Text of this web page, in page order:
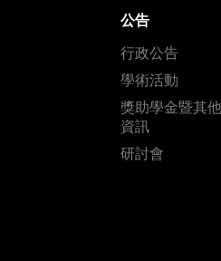
公告
行政公告
學術活動
獎助學金暨其他
資訊
研討會